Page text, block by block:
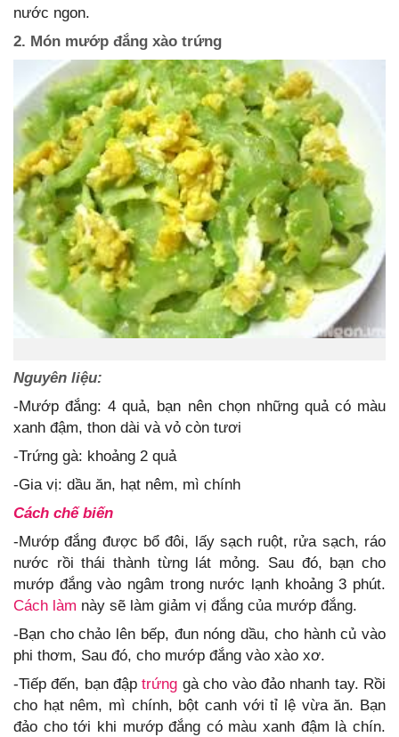
nước ngon.
2. Món mướp đắng xào trứng
Nguyên liệu:
-Mướp đắng: 4 quả, bạn nên chọn những quả có màu
xanh đậm, thon dài và vỏ còn tươi
-Trứng gà: khoảng 2 quả
-Gia vị: dầu ăn, hạt nêm, mì chính
Cách chế biến
-Mướp đắng được bổ đôi, lấy sạch ruột, rửa sạch, ráo
nước rồi thái thành từng lát mỏng. Sau đó, bạn cho
mướp đắng vào ngâm trong nước lạnh khoảng 3 phút.
Cách làm này sẽ làm giảm vị đắng của mướp đắng.
-Bạn cho chảo lên bếp, đun nóng dầu, cho hành củ vào
phi thơm, Sau đó, cho mướp đắng vào xào xơ.
-Tiếp đến, bạn đậptrứng gà cho vào đảo nhanh tay. Rồi
cho hạt nêm, mì chính, bột canh với tỉ lệ vừa ăn. Bạn
đảo cho tới khi mướp đắng có màu xanh đậm là chín.